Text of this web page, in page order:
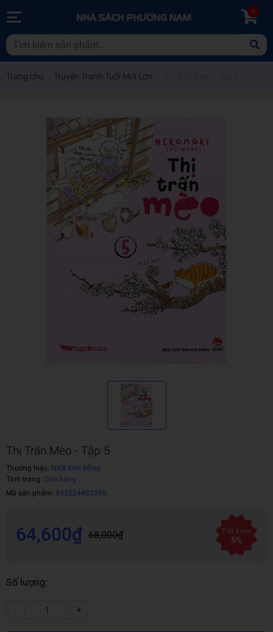
0
Trang chủ Truyện Tranh Tuổi Mới Lớn
Thị Trấn Mèo - Tập 5
Thương hiệu: NXB Kim Đồng
Tình trạng: Còn hàng
Mã sản phẩm: 893524483395
64,600₫ 68,000₫ Tiết kiệm
5%
Số lượng:
- +